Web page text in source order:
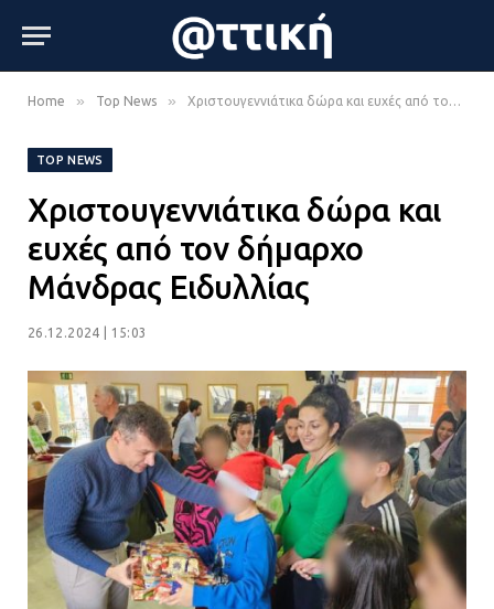
Home » Top News » Χριστουγεννιάτικα δώρα και ευχές από τον δήμαρχο Μάνδρας Ειδυλλίας
TOP NEWS
Χριστουγεννιάτικα δώρα και
ευχές από τον δήμαρχο
Μάνδρας Ειδυλλίας
26.12.2024 | 15:03